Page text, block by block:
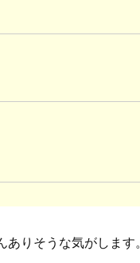
りそうな気がします。